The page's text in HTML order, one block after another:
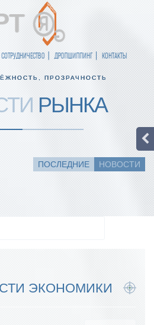
СОТРУДНИЧЕСТВО ДРОПШИППИНГ КОНТАКТЫ
ПРОЗРАЧНОСТЬ
РЫНКА
ПОСЛЕДНИЕ НОВОСТИ
ЭКОНОМИКИ